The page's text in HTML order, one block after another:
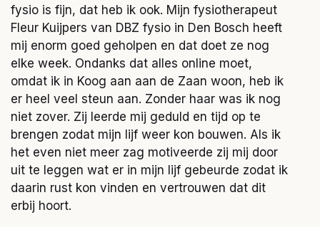
fysio is fijn, dat heb ik ook. Mijn fysiotherapeut
Fleur Kuijpers van DBZ fysio in Den Bosch heeft
mij enorm goed geholpen en dat doet ze nog
elke week. Ondanks dat alles online moet,
omdat ik in Koog aan aan de Zaan woon, heb ik
er heel veel steun aan. Zonder haar was ik nog
niet zover. Zij leerde mij geduld en tijd op te
brengen zodat mijn lijf weer kon bouwen. Als ik
het even niet meer zag motiveerde zij mij door
uit te leggen wat er in mijn lijf gebeurde zodat ik
daarin rust kon vinden en vertrouwen dat dit
erbij hoort.